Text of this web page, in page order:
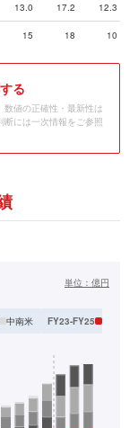
13.0 17.2 12.3
15 18 10
る
値の正確性・最新性は
には一次情報をご参照
単位： 億円
中南米 FY23-FY25